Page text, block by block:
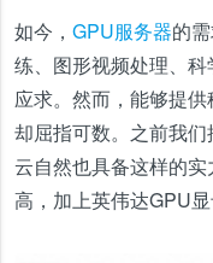
如今， GPU服务器的
练、图形视频处理、
应求。然而，能够提
却屈指可数。之前我们
云自然也具备这样的
高，加上英伟达GPU